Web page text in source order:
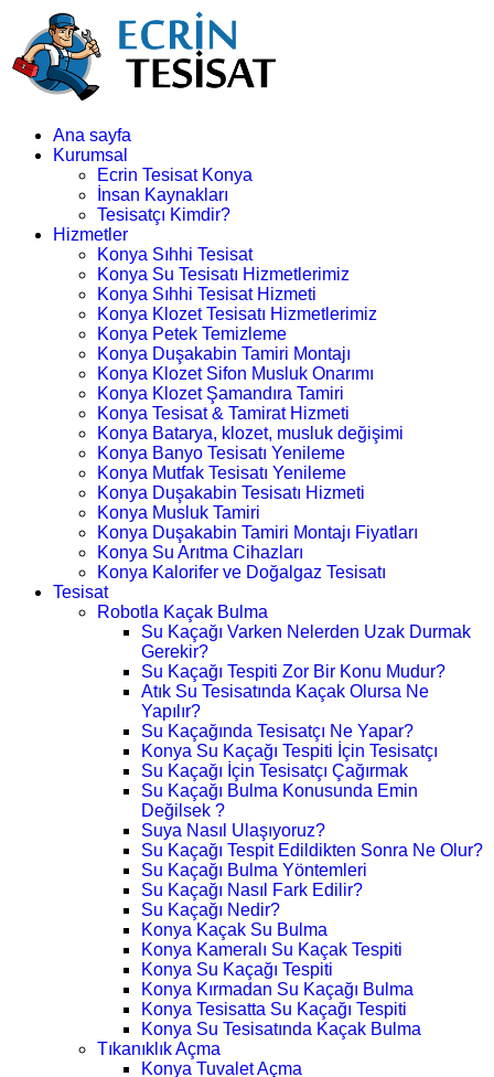
Ana sayfa
Kurumsal
Ecrin Tesisat Konya
İnsan Kaynakları
Tesisatçı Kimdir?
Hizmetler
Konya Sıhhi Tesisat
Konya Su Tesisatı Hizmetlerimiz
Konya Sıhhi Tesisat Hizmeti
Konya Klozet Tesisatı Hizmetlerimiz
Konya Petek Temizleme
Konya Duşakabin Tamiri Montajı
Konya Klozet Sifon Musluk Onarımı
Konya Klozet Şamandıra Tamiri
Konya Tesisat & Tamirat Hizmeti
Konya Batarya, klozet, musluk değişimi
Konya Banyo Tesisatı Yenileme
Konya Mutfak Tesisatı Yenileme
Konya Duşakabin Tesisatı Hizmeti
Konya Musluk Tamiri
Konya Duşakabin Tamiri Montajı Fiyatları
Konya Su Arıtma Cihazları
Konya Kalorifer ve Doğalgaz Tesisatı
Tesisat
Robotla Kaçak Bulma
Su Kaçağı Varken Nelerden Uzak Durmak
Gerekir?
Su Kaçağı Tespiti Zor Bir Konu Mudur?
Atık Su Tesisatında Kaçak Olursa Ne
Yapılır?
Su Kaçağında Tesisatçı Ne Yapar?
Konya Su Kaçağı Tespiti İçin Tesisatçı
Su Kaçağı İçin Tesisatçı Çağırmak
Su Kaçağı Bulma Konusunda Emin
Değilsek ?
Suya Nasıl Ulaşıyoruz?
Su Kaçağı Tespit Edildikten Sonra Ne Olur?
Su Kaçağı Bulma Yöntemleri
Su Kaçağı Nasıl Fark Edilir?
Su Kaçağı Nedir?
Konya Kaçak Su Bulma
Konya Kameralı Su Kaçak Tespiti
Konya Su Kaçağı Tespiti
Konya Kırmadan Su Kaçağı Bulma
Konya Tesisatta Su Kaçağı Tespiti
Konya Su Tesisatında Kaçak Bulma
Tıkanıklık Açma
Konya Tuvalet Açma